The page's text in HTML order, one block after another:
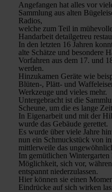
Angefangen hat alles vor
Sammlung aus alten
Radios,
welche zum Teil in
Handarbeit detailgetreu
In den letzten 16 Jahren
alte Schätze und besondere
Vorfahren aus dem 17. und
werden.
Hinzukamen Geräte wie
Blüten-, Plätt- und
Werkzeuge und vieles mehr.
Untergebracht ist die
Scheune, um die es lange
In Eigenarbeit und mit der
wurde das Gebäude gerettet.
Es wurde über viele Jahre
nun ein Schmuckstück von
mittlerweile das
Im gemütlichen Wintergarten
Möglichkeit, sich vor,
entspannt niederzulassen.
Hier können sie einen
Eindrücke auf sich wirken